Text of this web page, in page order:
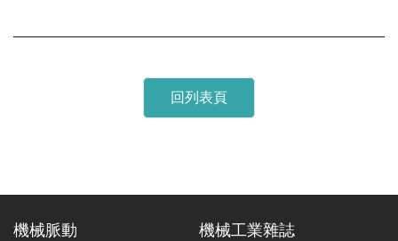
回列表頁
機械脈動 機械工業雜誌